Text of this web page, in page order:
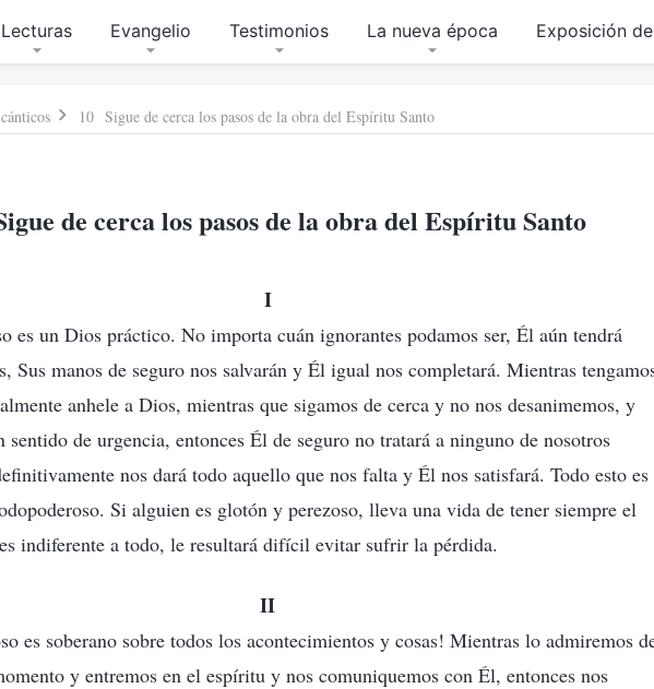
Lecturas Evangelio Testimonios La nueva época Exposición
10 Sigue de cerca los pasos de la obra del Espíritu Santo
de cerca los pasos de la obra del Espíritu Santo
I
es un Dios práctico. No importa cuán ignorantes podamos ser, Él aún tendrá
Sus manos de seguro nos salvarán y Él igual nos completará. Mientras
anhele a Dios, mientras que sigamos de cerca y no nos desanimemos, y
sentido de urgencia, entonces Él de seguro no tratará a ninguno de nosotros
nos dará todo aquello que nos falta y Él nos satisfará. Todo esto es
Si alguien es glotón y perezoso, lleva una vida de tener siempre el
indiferente a todo, le resultará difícil evitar sufrir la pérdida.
II
es soberano sobre todos los acontecimientos y cosas! Mientras lo admiremos
y entremos en el espíritu y nos comuniquemos con Él, entonces nos